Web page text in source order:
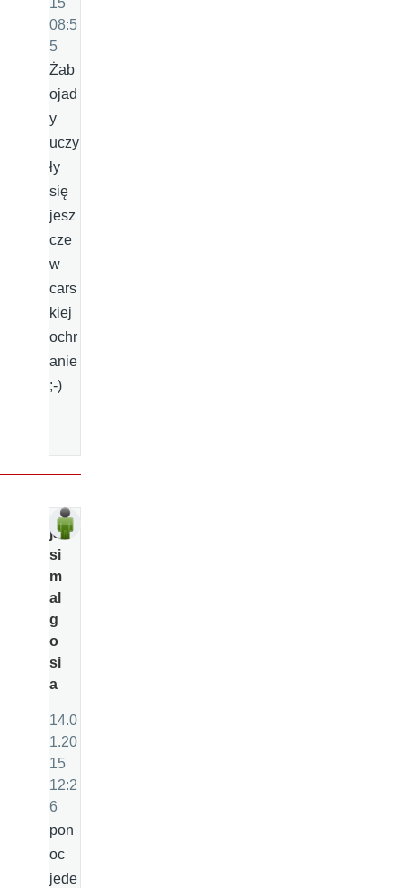
08:5
5
Żab
ojad
y
uczy
ły
się
jesz
cze
w
cars
kiej
ochr
anie
;-)
ja
si
m
al
g
o
si
a
14.0
1.20
15
12:2
6
pon
oc
jede